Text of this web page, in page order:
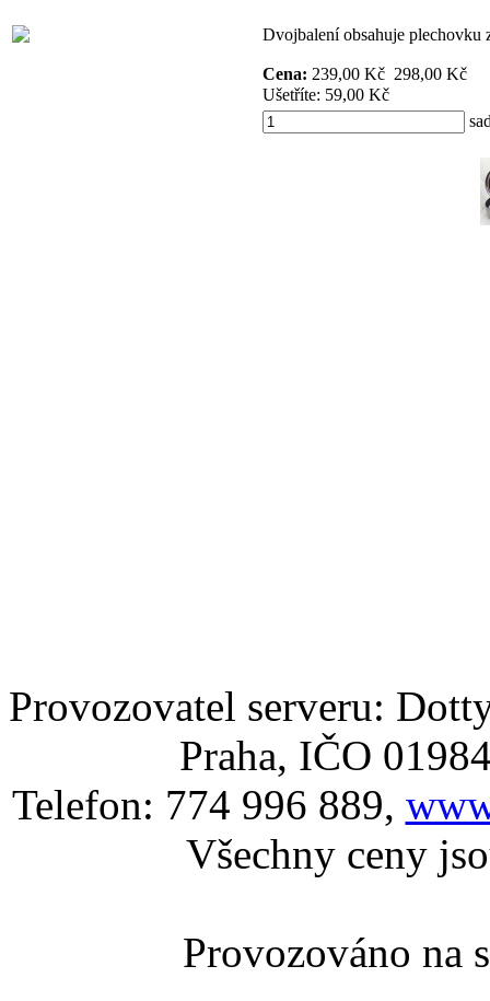
Dvojbalení obsahuje plechovku
Cena: 239,00 Kč 298,00 Kč
Ušetříte: 59,00 Kč
Provozovatel serveru:
Praha, IČO
Telefon: 774 996 889,
Všechny ceny
Provozováno na